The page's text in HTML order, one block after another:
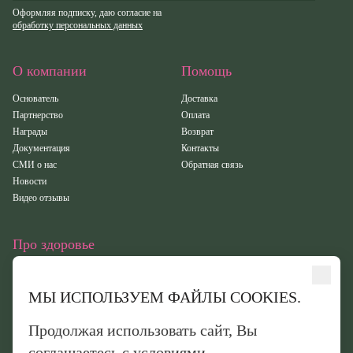
МЫ ИСПОЛЬЗУЕМ ФАЙЛЫ COOKIES.
Продолжая использовать сайт, Вы
Оформляя подписку, даю согласие на
обработку персональных данных
О компании
Основатель
Партнерство
Награды
Документация
СМИ о нас
Новости
Видео отзывы
Помощь
Доставка
Оплата
Возврат
Контакты
Обратная связь
Про здоровье
Здоровье
Иридотест